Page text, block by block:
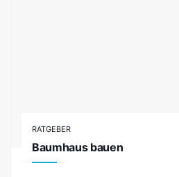
RATGEBER
Baumhaus bauen